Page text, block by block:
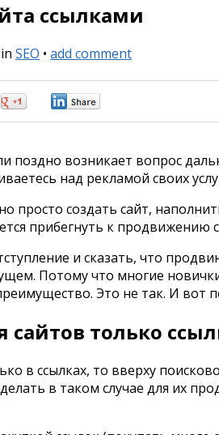
ссылками
in SEO • add comment
поздно возникает вопрос
над рекламой своих
просто создать сайт,
прибегнуть к продвижению
и сказать, что
Потому что многие
Это не так. И вот
только
в ссылках, то вверху
в таком случае для их